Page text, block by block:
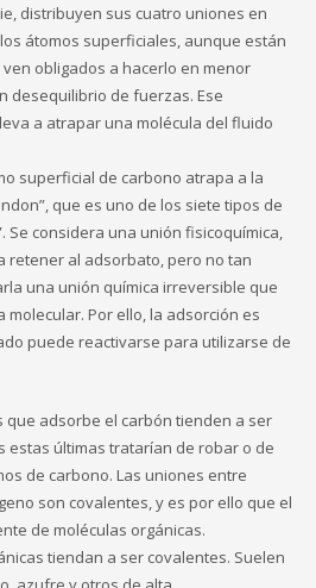
distribuyen sus cuatro uniones en
átomos superficiales, aunque están
obligados a hacerlo en menor
desequilibrio de fuerzas. Ese
a atrapar una molécula del fluido
superficial de carbono atrapa a la
que es uno de los siete tipos de
Se considera una unión fisicoquímica,
retener al adsorbato, pero no tan
una unión química irreversible que
Por ello, la adsorción es
puede reactivarse para utilizarse de
que adsorbe el carbón tienden a ser
estas últimas tratarían de robar o de
de carbono. Las uniones entre
son covalentes, y es por ello que el
de moléculas orgánicas.
tiendan a ser covalentes. Suelen